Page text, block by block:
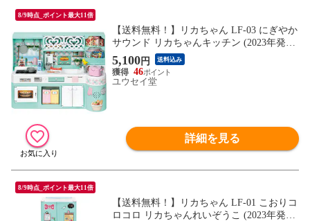
8/9時点_ポイント最大11倍
【送料無料！】リカちゃん LF-03 にぎやか
サウンド リカちゃんキッチン (2023年発売
版) 【着せ替え人形用 料理 家電 家具 おま
まごと 玩具 おもちゃ ギフト 誕生日】
5,100円 送料込み
46
ユウセイ堂
詳細を見る
8/9時点_ポイント最大11倍
【送料無料！】リカちゃん LF-01 こおりコ
ロコロ リカちゃんれいぞうこ (2023年発売